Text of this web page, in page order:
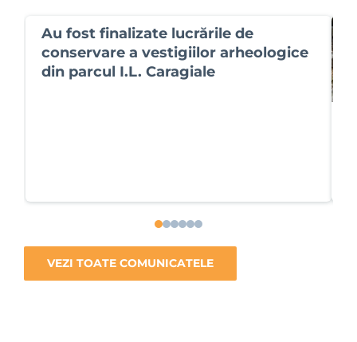
Au fost finalizate lucrările de
conservare a vestigiilor arheologice
din parcul I.L. Caragiale
VEZI TOATE COMUNICATELE